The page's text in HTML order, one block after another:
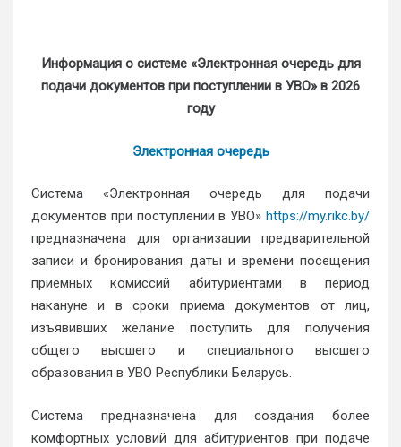
Информация о системе «Электронная очередь для
подачи документов при поступлении в УВО» в 2026
году
Электронная очередь
Система «Электронная очередь для подачи
документов при поступлении в УВО» https://my.rikc.by/
предназначена для организации предварительной
записи и бронирования даты и времени посещения
приемных комиссий абитуриентами в период
накануне и в сроки приема документов от лиц,
изъявивших желание поступить для получения
общего высшего и специального высшего
образования в УВО Республики Беларусь.
Система предназначена для создания более
комфортных условий для абитуриентов при подаче